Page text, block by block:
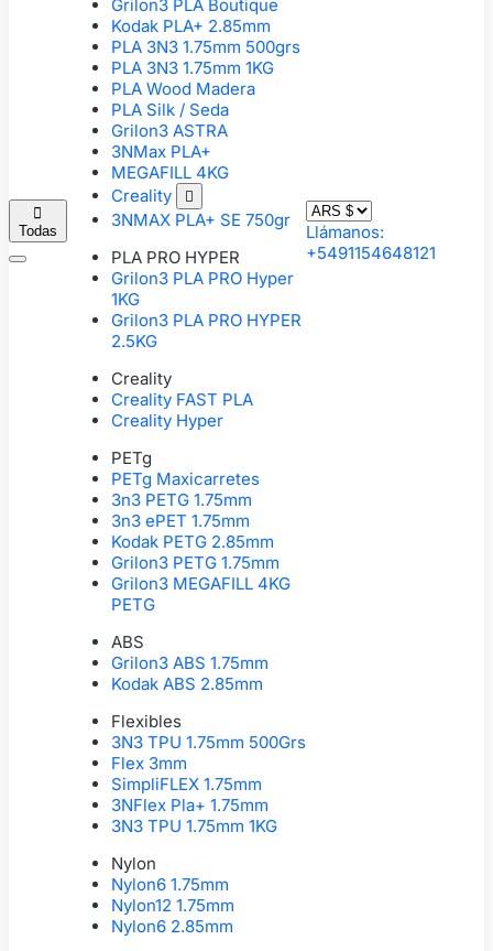

Todas
Grilon3 PLA Boutique
Kodak PLA+ 2.85mm
PLA 3N3 1.75mm 500grs
PLA 3N3 1.75mm 1KG
PLA Wood Madera
PLA Silk / Seda
Grilon3 ASTRA
3NMax PLA+
MEGAFILL 4KG
Creality

3NMAX PLA+ SE 750gr
PLA PRO HYPER
Grilon3 PLA PRO Hyper
1KG
Grilon3 PLA PRO HYPER
2.5KG
Creality
Creality FAST PLA
Creality Hyper
PETg
PETg Maxicarretes
3n3 PETG 1.75mm
3n3 ePET 1.75mm
Kodak PETG 2.85mm
Grilon3 PETG 1.75mm
Grilon3 MEGAFILL 4KG
PETG
ABS
Grilon3 ABS 1.75mm
Kodak ABS 2.85mm
Flexibles
3N3 TPU 1.75mm 500Grs
Flex 3mm
SimpliFLEX 1.75mm
3NFlex Pla+ 1.75mm
3N3 TPU 1.75mm 1KG
Nylon
Nylon6 1.75mm
Nylon12 1.75mm
Nylon6 2.85mm
Llámanos:
+5491154648121